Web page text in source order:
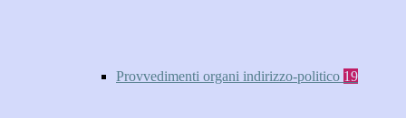
Provvedimenti organi indirizzo-politico 19